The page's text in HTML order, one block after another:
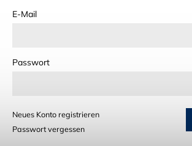
E-Mail
Passwort
Neues Konto registrieren
Passwort vergessen